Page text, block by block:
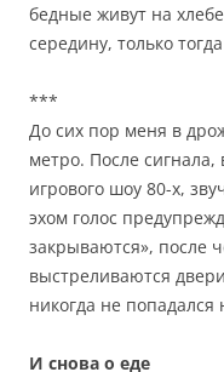
бедные живут на
середину, только
***
До сих пор меня в
метро. После сигнала,
игрового шоу 80-х,
эхом голос
закрываются», после
выстреливаются
никогда не
И снова о еде